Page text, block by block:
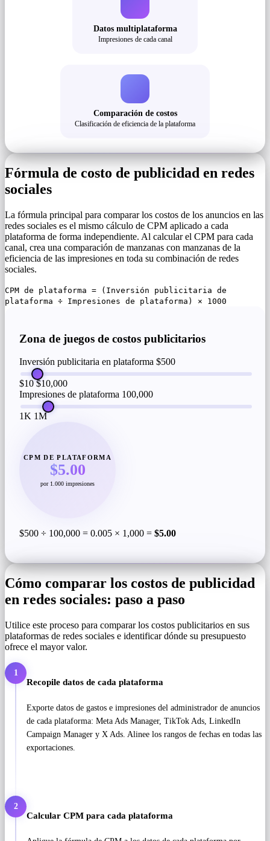
Datos multiplataforma
Impresiones de cada canal
Comparación de costos
Clasificación de eficiencia de la plataforma
Fórmula de costo de publicidad en redes
sociales
La fórmula principal para comparar los costos de los anuncios en las
redes sociales es el mismo cálculo de CPM aplicado a cada
plataforma de forma independiente. Al calcular el CPM para cada
canal, crea una comparación de manzanas con manzanas de la
eficiencia de las impresiones en toda su combinación de redes
sociales.
CPM de plataforma = (Inversión publicitaria de
plataforma ÷ Impresiones de plataforma) × 1000
Zona de juegos de costos publicitarios
Inversión publicitaria en plataforma $500
$10 $10,000
Impresiones de plataforma 100,000
1K 1M
CPM DE PLATAFORMA
$5.00
por 1.000 impresiones
$500 ÷ 100,000 = 0.005 × 1,000 = $5.00
Cómo comparar los costos de publicidad
en redes sociales: paso a paso
Utilice este proceso para comparar los costos publicitarios en sus
plataformas de redes sociales e identificar dónde su presupuesto
ofrece el mayor valor.
1
Recopile datos de cada plataforma
Exporte datos de gastos e impresiones del administrador de anuncios
de cada plataforma: Meta Ads Manager, TikTok Ads, LinkedIn
Campaign Manager y X Ads. Alinee los rangos de fechas en todas las
exportaciones.
2
Calcular CPM para cada plataforma